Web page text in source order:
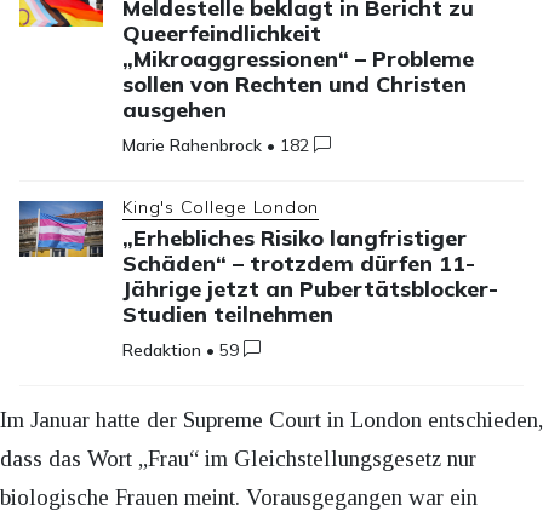
Meldestelle beklagt in Bericht zu
Queerfeindlichkeit
„Mikroaggressionen“ – Probleme
sollen von Rechten und Christen
ausgehen
Marie Rahenbrock • 182
King's College London
„Erhebliches Risiko langfristiger
Schäden“ – trotzdem dürfen 11-
Jährige jetzt an Pubertätsblocker-
Studien teilnehmen
Redaktion •59
Im Januar hatte der Supreme Court in London entschieden,
dass das Wort „Frau“ im Gleichstellungsgesetz nur
biologische Frauen meint. Vorausgegangen war ein